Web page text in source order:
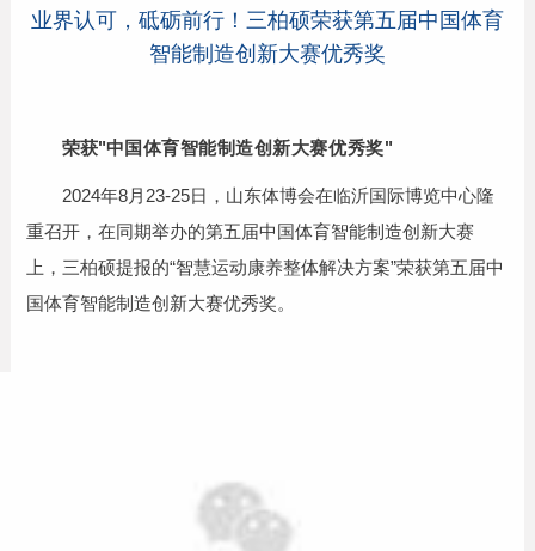
业界认可，砥砺前行！三柏硕荣获第五届中国体育
智能制造创新大赛优秀奖
荣获"中国体育智能制造创新大赛优秀奖"
2024年8月23-25日，山东体博会在临沂国际博览中心隆
重召开，在同期举办的第五届中国体育智能制造创新大赛
上，三柏硕提报的“智慧运动康养整体解决方案”荣获第五届中
国体育智能制造创新大赛优秀奖。